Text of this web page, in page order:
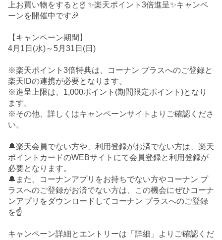
上お買い物をすると☝️ ✨楽天ポイント3倍進呈✨キャンペ
ーンを開催中です🎉
【キャンペーン期間】
4月1日(水)～5月31日(日)
※楽天ポイント3倍特典は、コーナン プラスへのご登録と
楽天IDの連携が必要となります。
※進呈上限は、1,000ポイント(期間限定ポイント)となり
ます。
※その他、詳しくはキャンペーンサイトよりご確認くださ
い。
🔔楽天会員でない方や、利用登録がお済でない方は、楽天
ポイントカードのWEBサイトにて会員登録と利用登録が
必要となります。
🔔また、コーナンアプリをお持ちでない方やコーナン プ
ラスへのご登録がお済でない方は、この機会にぜひコーナ
ンアプリをダウンロードしてコーナン プラスへのご登録
を☝️
キャンペーン詳細とエントリーは「詳細」よりご確認くだ